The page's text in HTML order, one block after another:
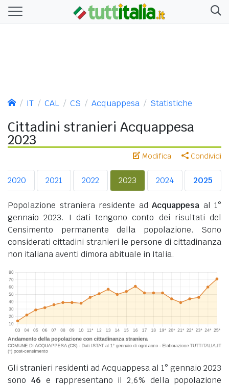
IT CAL CS Acquappesa Statistiche
Cittadini stranieri Acquappesa
2023
Modifica Condividi
2020 2021 2022 2023 2024 2025
Popolazione straniera residente ad Acquappesa al 1°
gennaio 2023. I dati tengono conto dei risultati del
Censimento permanente della popolazione. Sono
considerati cittadini stranieri le persone di cittadinanza
non italiana aventi dimora abituale in Italia.
Gli stranieri residenti ad Acquappesa al 1° gennaio 2023
sono 46 e rappresentano il 2,6% della popolazione